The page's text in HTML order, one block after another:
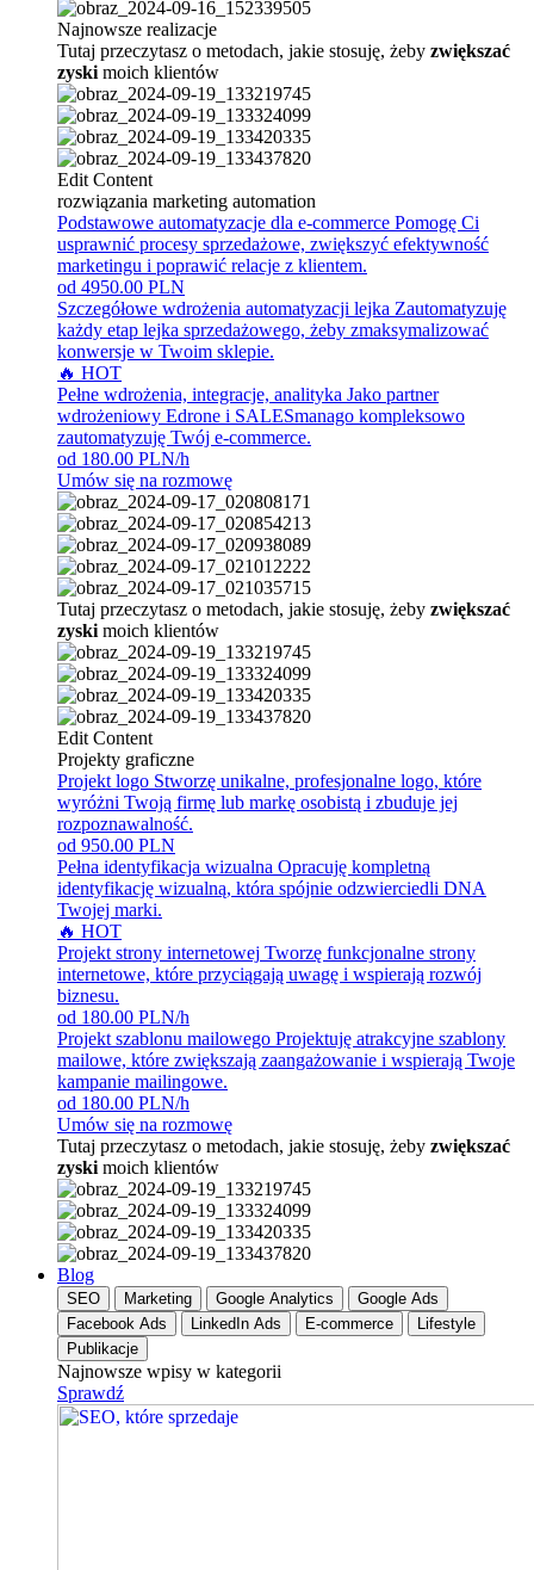
Najnowsze realizacje
Tutaj przeczytasz o metodach, jakie stosuję, żeby zwiększać
zyski moich klientów
Edit Content
rozwiązania marketing automation
Podstawowe automatyzacje dla e-commerce Pomogę Ci
usprawnić procesy sprzedażowe, zwiększyć efektywność
marketingu i poprawić relacje z klientem.
od 4950.00 PLN
Szczegółowe wdrożenia automatyzacji lejka Zautomatyzuję
każdy etap lejka sprzedażowego, żeby zmaksymalizować
konwersje w Twoim sklepie.
🔥 HOT
Pełne wdrożenia, integracje, analityka Jako partner
wdrożeniowy Edrone i SALESmanago kompleksowo
zautomatyzuję Twój e-commerce.
od 180.00 PLN/h
Umów się na rozmowę
Tutaj przeczytasz o metodach, jakie stosuję, żeby zwiększać
zyski moich klientów
Edit Content
Projekty graficzne
Projekt logo Stworzę unikalne, profesjonalne logo, które
wyróżni Twoją firmę lub markę osobistą i zbuduje jej
rozpoznawalność.
od 950.00 PLN
Pełna identyfikacja wizualna Opracuję kompletną
identyfikację wizualną, która spójnie odzwierciedli DNA
Twojej marki.
🔥 HOT
Projekt strony internetowej Tworzę funkcjonalne strony
internetowe, które przyciągają uwagę i wspierają rozwój
biznesu.
od 180.00 PLN/h
Projekt szablonu mailowego Projektuję atrakcyjne szablony
mailowe, które zwiększają zaangażowanie i wspierają Twoje
kampanie mailingowe.
od 180.00 PLN/h
Umów się na rozmowę
Tutaj przeczytasz o metodach, jakie stosuję, żeby zwiększać
zyski moich klientów
Blog
SEO Marketing Google Analytics
Google Ads
Facebook Ads
LinkedIn Ads E-commerce
Lifestyle
Publikacje
Najnowsze wpisy w kategorii
Sprawdź